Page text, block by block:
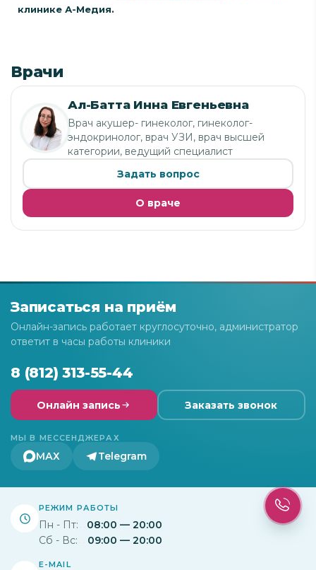
клинике А-Медия.
Врачи
Ал-Батта Инна Евгеньевна
Врач акушер- гинеколог, гинеколог-
эндокринолог, врач УЗИ, врач высшей
категории, ведущий специалист
Задать вопрос
О враче
Записаться на приём
Онлайн-запись работает круглосуточно, администратор
ответит в часы работы клиники
8 (812) 313-55-44
Онлайн запись Заказать звонок
МЫ В МЕССЕНДЖЕРАХ
МАХ Telegram
РЕЖИМ РАБОТЫ
Пн - Пт:
08:00 — 20:00
Сб - Вс:
09:00 — 20:00
E-MAIL